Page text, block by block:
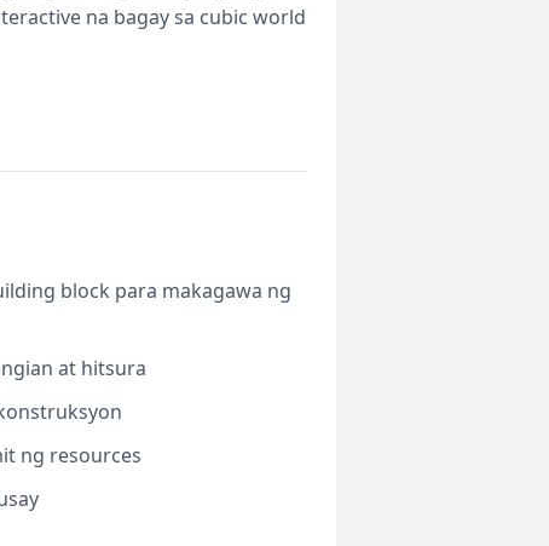
na bagay sa cubic world
block para makagawa ng
at hitsura
ng resources